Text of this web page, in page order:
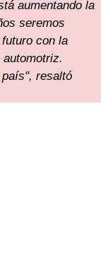
aumentando la
seremos
con la
país", resaltó